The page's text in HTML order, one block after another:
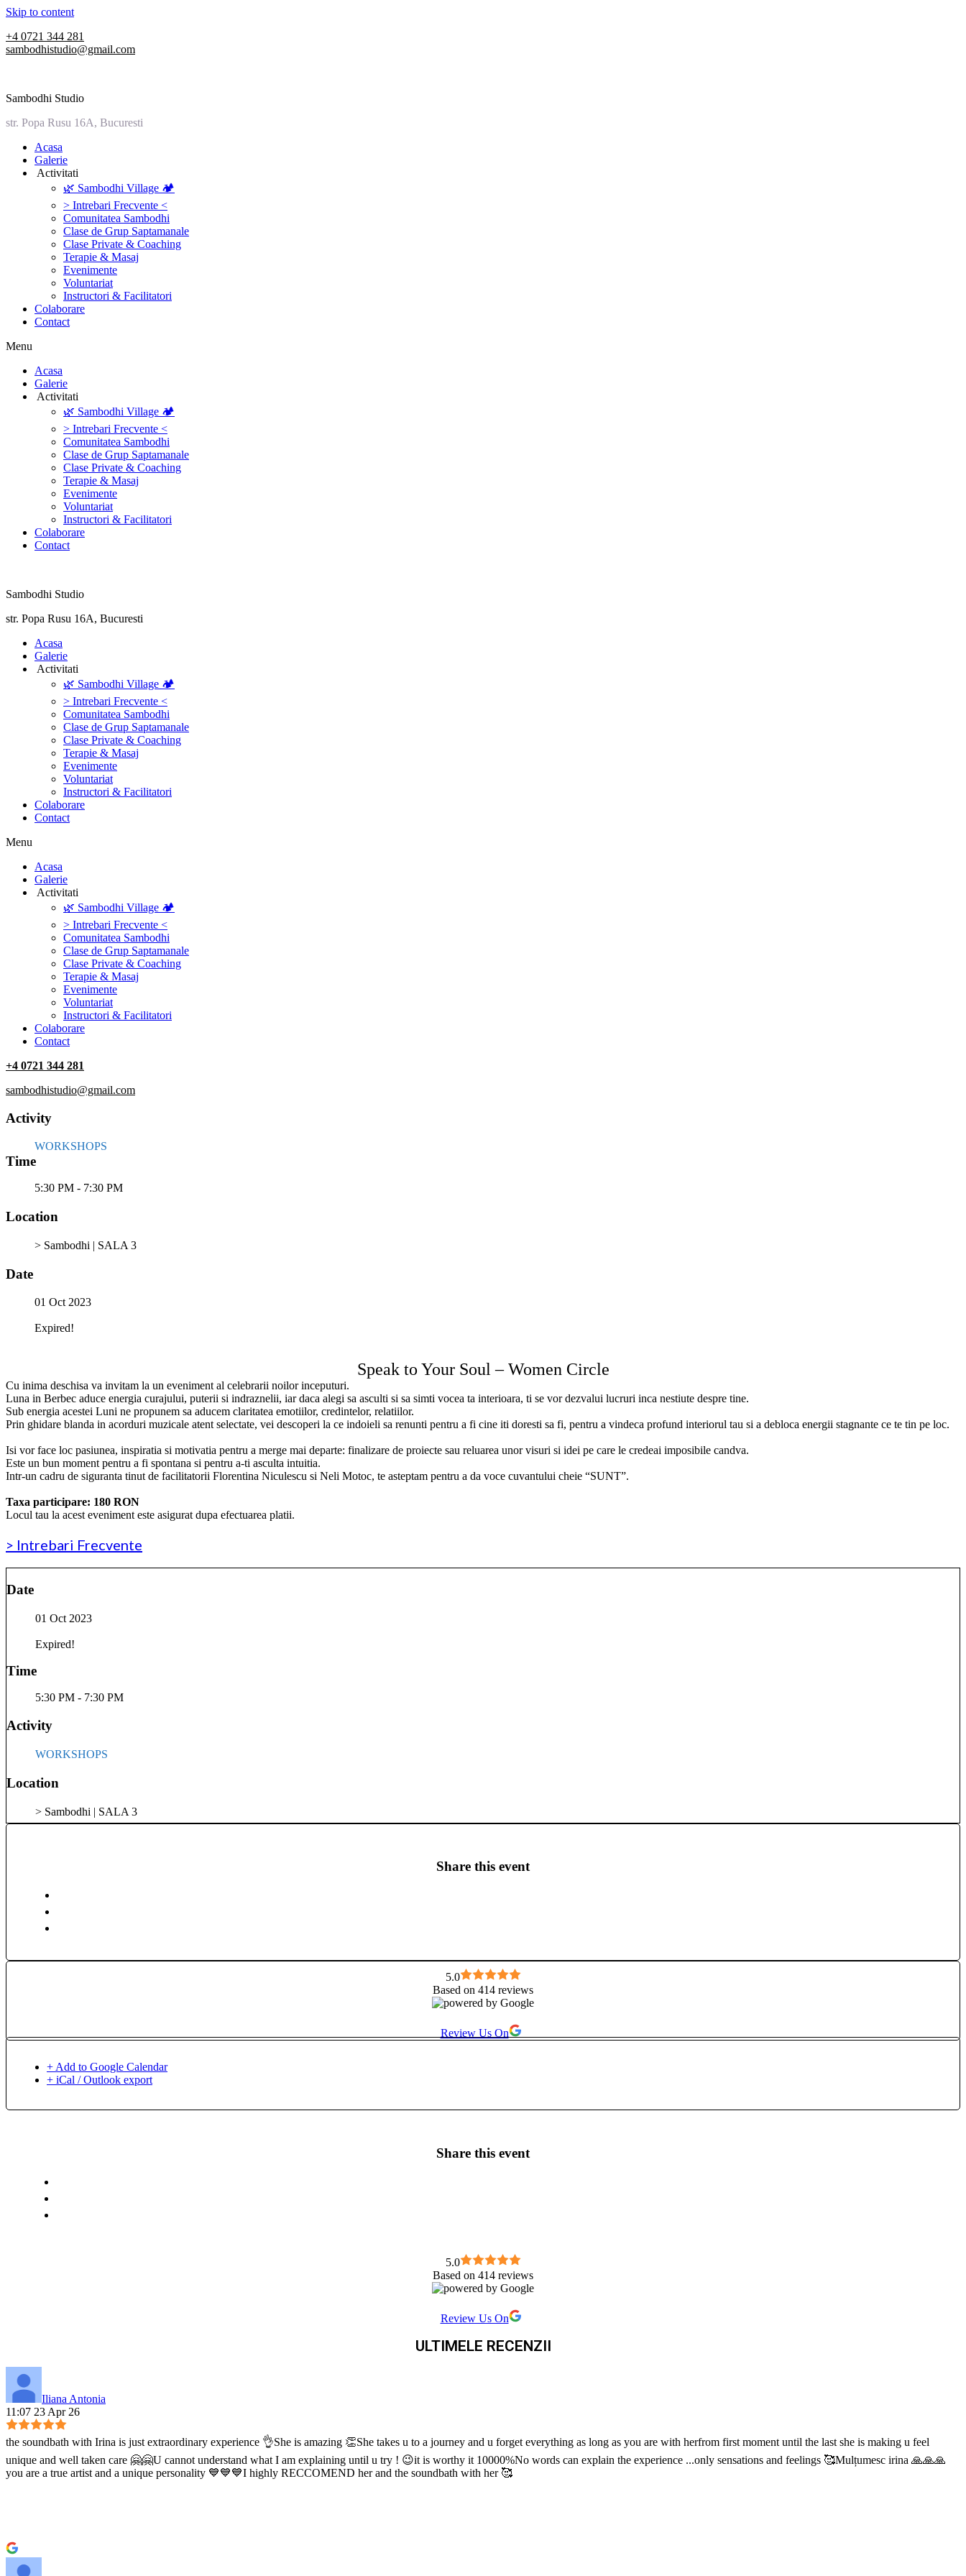
Skip to content
+4 0721 344 281
sambodhistudio@gmail.com
Sambodhi Studio
str. Popa Rusu 16A, Bucuresti
‎Acasa
Galerie
‎ ‎Activitati‎
🌿 Sambodhi Village 🏕️
> Intrebari Frecvente <
Comunitatea Sambodhi
Clase de Grup Saptamanale
Clase Private & Coaching
Terapie & Masaj
‎Evenimente
Voluntariat
‏‏‎Instructori & Facilitatori
Colaborare
Contact
Menu
‎Acasa
Galerie
‎ ‎Activitati‎
🌿 Sambodhi Village 🏕️
> Intrebari Frecvente <
Comunitatea Sambodhi
Clase de Grup Saptamanale
Clase Private & Coaching
Terapie & Masaj
‎Evenimente
Voluntariat
‏‏‎Instructori & Facilitatori
Colaborare
Contact
Sambodhi Studio
str. Popa Rusu 16A, Bucuresti
‎Acasa
Galerie
‎ ‎Activitati‎
🌿 Sambodhi Village 🏕️
> Intrebari Frecvente <
Comunitatea Sambodhi
Clase de Grup Saptamanale
Clase Private & Coaching
Terapie & Masaj
‎Evenimente
Voluntariat
‏‏‎Instructori & Facilitatori
Colaborare
Contact
Menu
‎Acasa
Galerie
‎ ‎Activitati‎
🌿 Sambodhi Village 🏕️
> Intrebari Frecvente <
Comunitatea Sambodhi
Clase de Grup Saptamanale
Clase Private & Coaching
Terapie & Masaj
‎Evenimente
Voluntariat
‏‏‎Instructori & Facilitatori
Colaborare
Contact
+4 0721 344 281
sambodhistudio@gmail.com
Activity
WORKSHOPS
Time
5:30 PM - 7:30 PM
Location
> Sambodhi | SALA 3
Date
01 Oct 2023
Expired!
Speak to Your Soul – Women Circle
Cu inima deschisa va invitam la un eveniment al celebrarii noilor inceputuri.
Luna in Berbec aduce energia curajului, puterii si indraznelii, iar daca alegi sa asculti si sa simti vocea ta interioara, ti se vor dezvalui lucruri inca nestiute despre tine.
Sub energia acestei Luni ne propunem sa aducem claritatea emotiilor, credintelor, relatiilor.
Prin ghidare blanda in acorduri muzicale atent selectate, vei descoperi la ce indoieli sa renunti pentru a fi cine iti doresti sa fi, pentru a vindeca profund interiorul tau si a debloca energii stagnante ce te tin pe loc.
Isi vor face loc pasiunea, inspiratia si motivatia pentru a merge mai departe: finalizare de proiecte sau reluarea unor visuri si idei pe care le credeai imposibile candva.
Este un bun moment pentru a fi spontana si pentru a-ti asculta intuitia.
Intr-un cadru de siguranta tinut de facilitatorii Florentina Niculescu si Neli Motoc, te asteptam pentru a da voce cuvantului cheie “SUNT”.
Taxa participare: 180 RON
Locul tau la acest eveniment este asigurat dupa efectuarea platii.
> Intrebari Frecvente
Date
01 Oct 2023
Expired!
Time
5:30 PM - 7:30 PM
Activity
WORKSHOPS
Location
> Sambodhi | SALA 3
Share this event
5.0
Based on 414 reviews
Review Us On
+ Add to Google Calendar
+ iCal / Outlook export
Share this event
5.0
Based on 414 reviews
Review Us On
ULTIMELE RECENZII
Iliana Antonia
11:07 23 Apr 26
the soundbath with Irina is just extraordinary experience 👌She is amazing 👏She takes u to a journey and u forget everything as long as you are with herfrom first moment until the last she is making u feel
unique and well taken care 🤗🤗U cannot understand what I am explaining until u try ! 😉it is worthy it 10000%No words can explain the experience ...only sensations and feelings 🥰Mulțumesc irina 🙏🙏🙏
you are a true artist and a unique personality 💙💙💙I highly RECCOMEND her and the soundbath with her 🥰